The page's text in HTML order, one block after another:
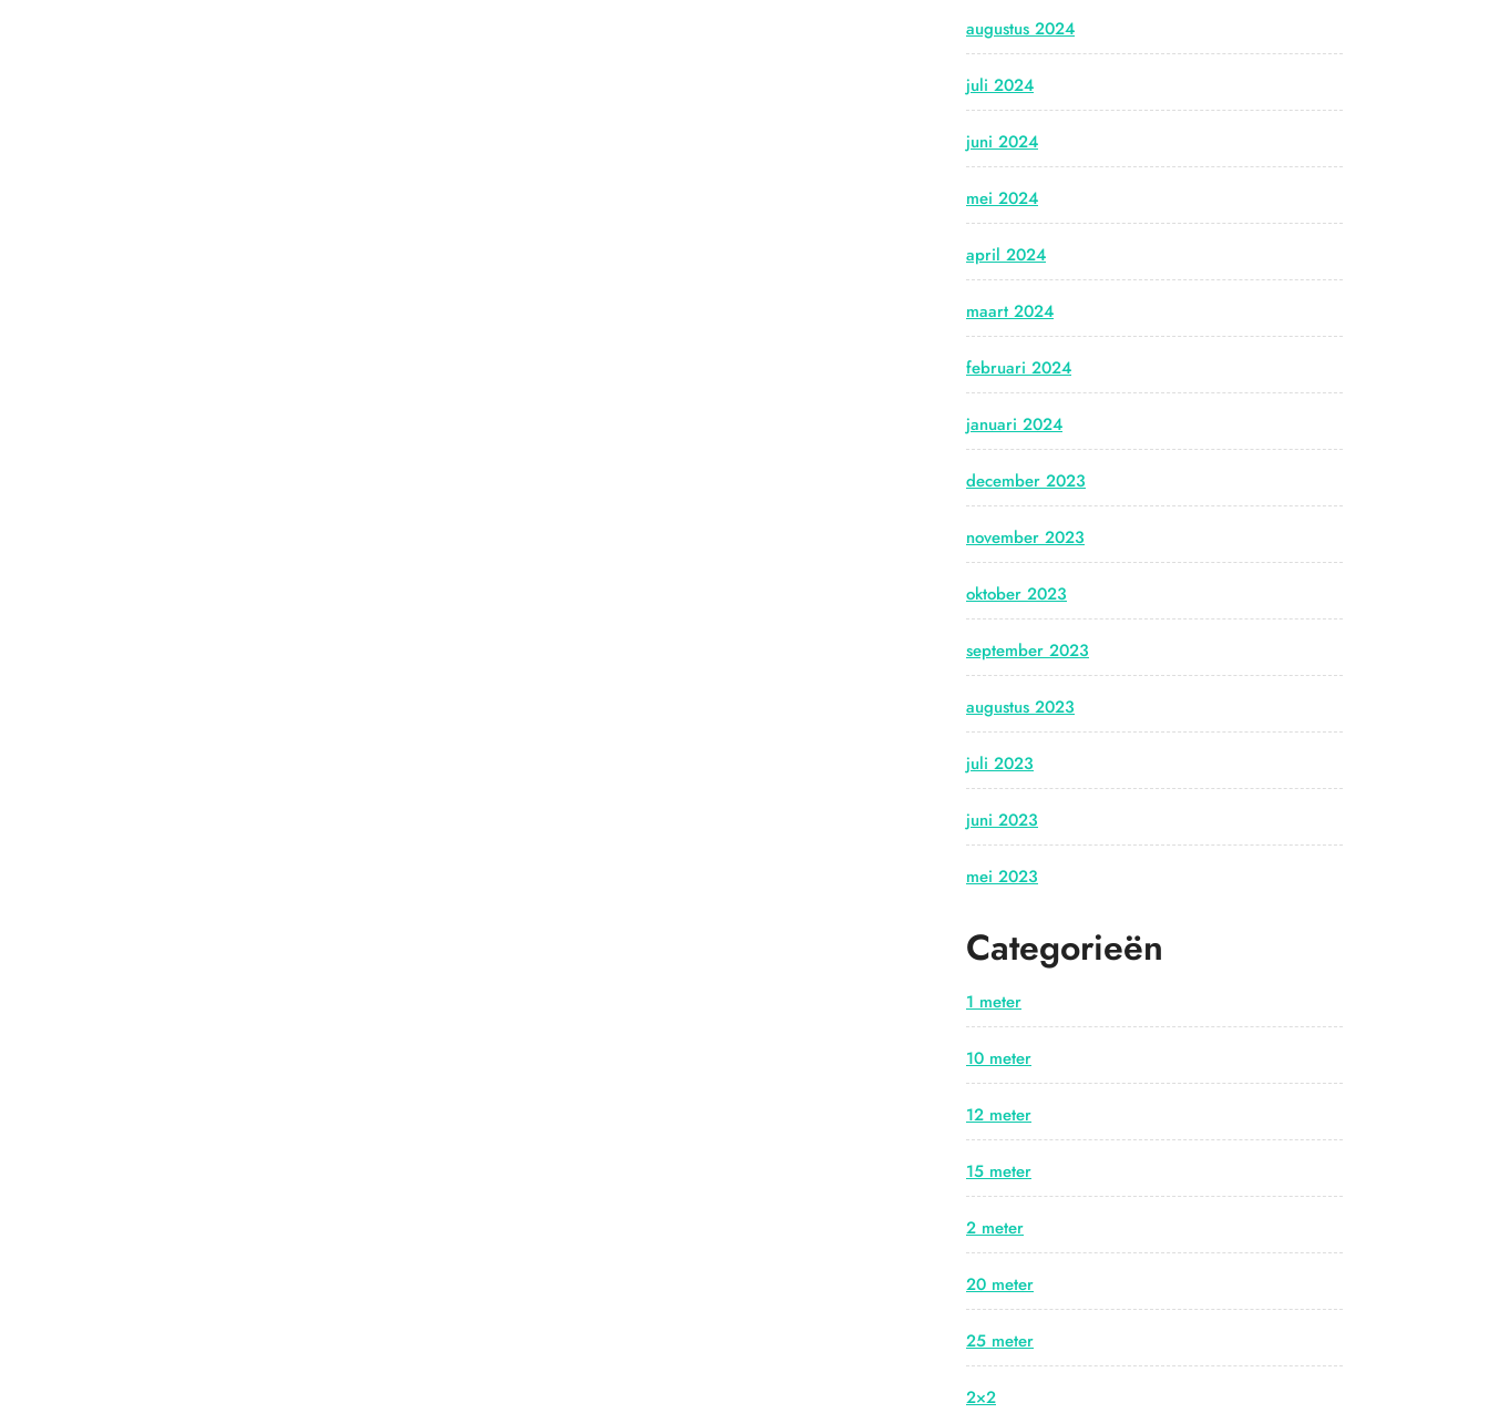
augustus 2024
juli 2024
juni 2024
mei 2024
april 2024
maart 2024
februari 2024
januari 2024
december 2023
november 2023
oktober 2023
september 2023
augustus 2023
juli 2023
juni 2023
mei 2023
Categorieën
1 meter
10 meter
12 meter
15 meter
2 meter
20 meter
25 meter
2×2